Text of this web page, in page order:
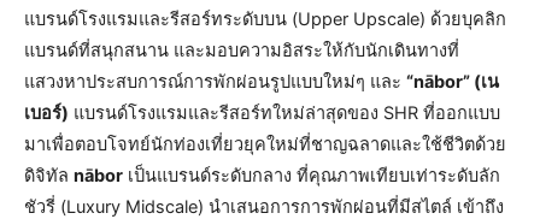
แบรนด์โรงแรมและรีสอร์ทระดับบน (Upper Upscale) ด้วยบุคลิก
แบรนด์ที่สนุกสนาน และมอบความอิสระให้กับนักเดินทางที่
แสวงหาประสบการณ์การพักผ่อนรูปแบบใหม่ๆ และ “nābor” (เน
เบอร์)​ แบรนด์โรงแรมและรีสอร์ทใหม่ล่าสุดของ SHR ที่ออกแบบ
มาเพื่อตอบโจทย์นักท่องเที่ยวยุคใหม่ที่ชาญฉลาดและใช้ชีวิตด้วย
ดิจิทัล nābor เป็นแบรนด์ระดับกลาง ที่คุณภาพเทียบเท่าระดับลัก
ชัวรี่ (Luxury Midscale) นำเสนอการการพักผ่อนที่มีสไตล์ เข้าถึง